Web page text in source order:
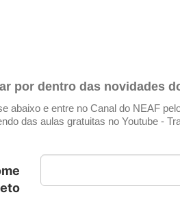
por dentro das novidades
abaixo e entre no Canal do NEAF
das aulas gratuitas no Youtube -